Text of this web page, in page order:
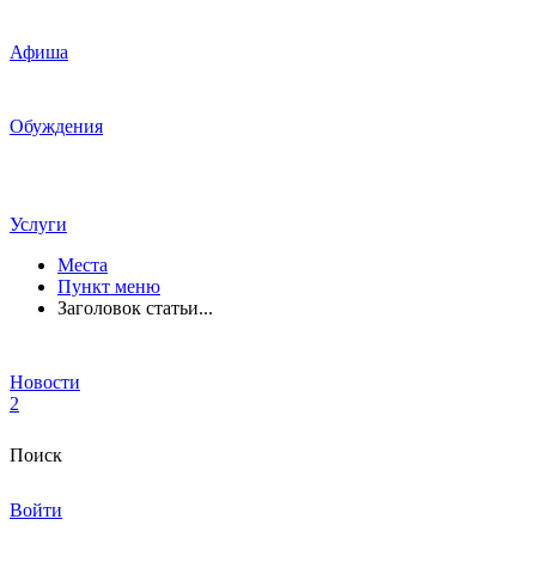
Афиша
Обуждения
Услуги
Места
Пункт меню
Заголовок статьи...
Новости
2
Поиск
Войти